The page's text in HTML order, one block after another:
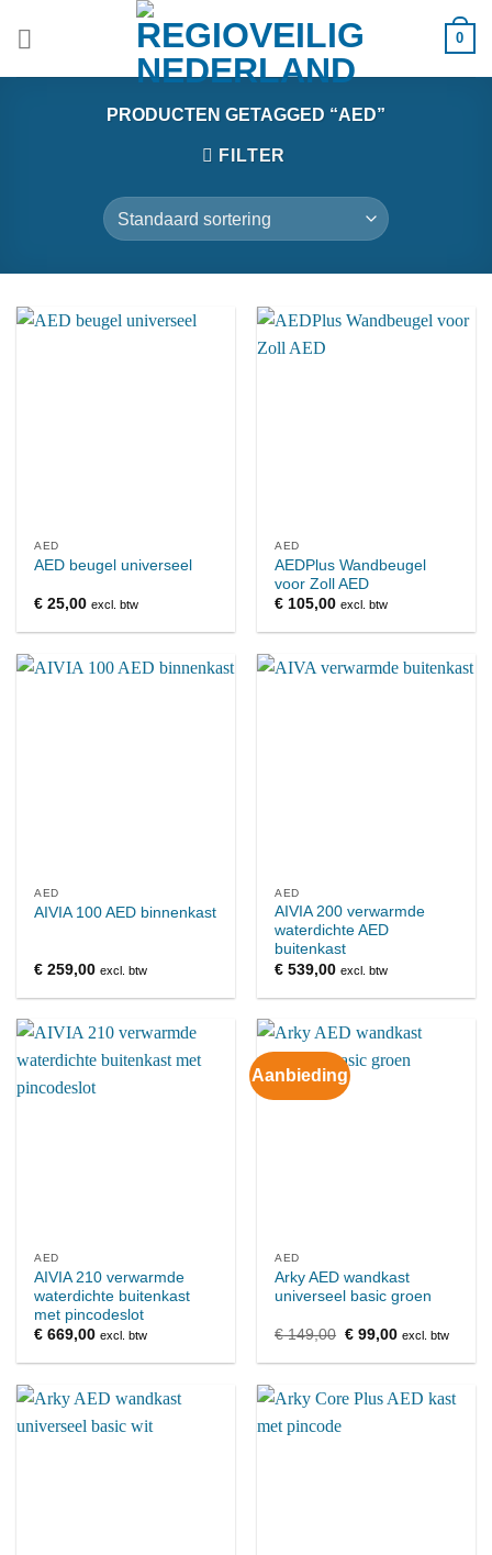
0
PRODUCTEN GETAGGED “AED”
FILTER
AED
AED beugel universeel
€ 25,00 excl. btw
AED
AEDPlus Wandbeugel
voor Zoll AED
€ 105,00 excl. btw
AED
AIVIA 100 AED binnenkast
€ 259,00 excl. btw
AED
AIVIA 200 verwarmde
waterdichte AED
buitenkast
€ 539,00 excl. btw
AED
AIVIA 210 verwarmde
waterdichte buitenkast
met pincodeslot
€ 669,00 excl. btw
Aanbieding
AED
Arky AED wandkast
universeel basic groen
€149,00 Oorspronkelijke
was:
€ 99,00Huidige
is:
excl. btw